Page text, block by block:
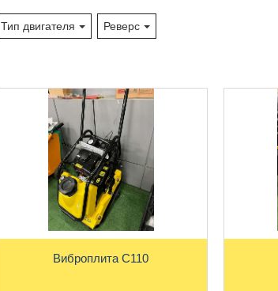
Тип двигателя Реверс
Виброплита С110